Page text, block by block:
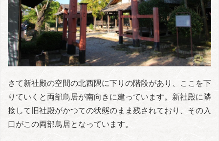
さて新社殿の空間の北西隅に下りの階段があり、ここを下
りていくと両部鳥居が南向きに建っています。新社殿に隣
接して旧社殿がかつての状態のまま残されており、その入
口がこの両部鳥居となっています。